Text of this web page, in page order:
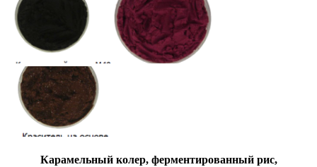
Карамельный колер, ферментированный рис,